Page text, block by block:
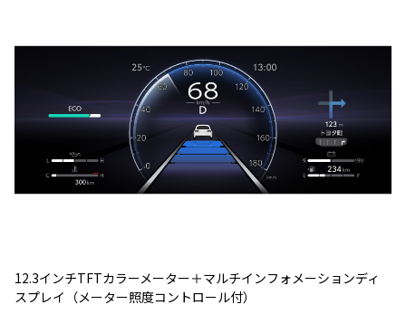
12.3インチTFTカラーメーター＋マルチインフォメーションディ
スプレイ（メーター照度コントロール付）